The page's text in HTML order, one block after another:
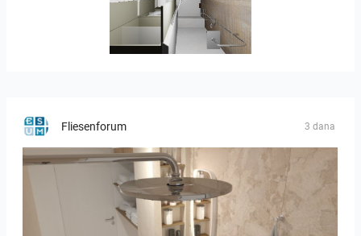
JEGOUX-PASSER
Fliesenforum 3 dana